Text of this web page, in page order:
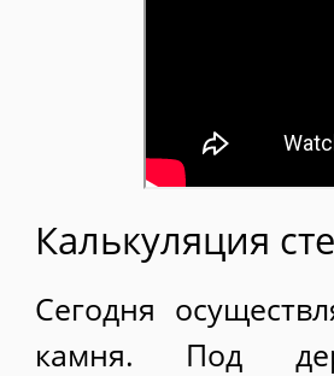
Калькуляция
Сегодня
камня. Под